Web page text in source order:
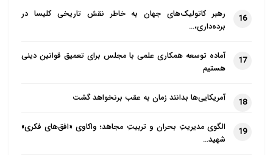
16
رهبر کاتولیک‌های جهان به خاطر نقش تاریخی کلیسا در
برده‌داری،…
17
آماده توسعه همکاری علمی با مجلس برای تعمیق قوانین دینی
هستیم
18 آمریکایی‌ها بدانند زمان به عقب برنخواهد گشت
19
الگوی مدیریتِ بحران و تربیتِ مجاهد؛ واکاوی «افق‌های فکری»
شهید…